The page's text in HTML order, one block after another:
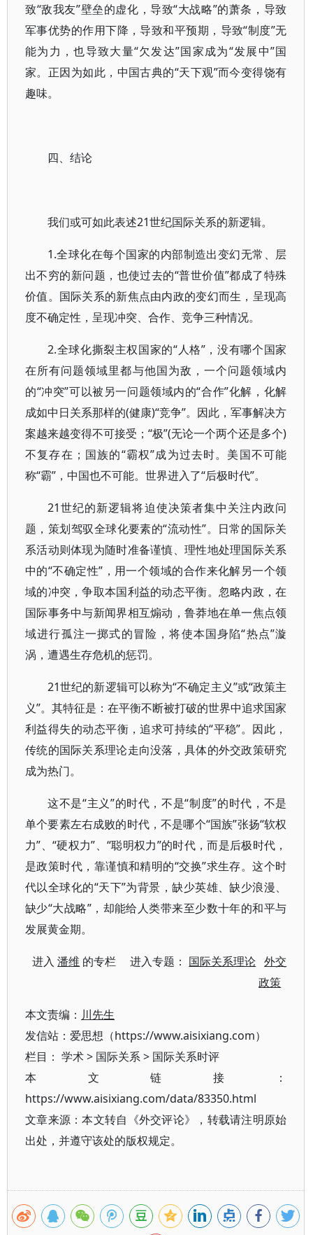
致“敌我友”壁垒的虚化，导致“大战略”的萧条，导致
军事优势的作用下降，导致和平预期，导致“制度”无
能为力，也导致大量“欠发达”国家成为“发展中”国
家。正因为如此，中国古典的“天下观”而今变得饶有
趣味。
四、结论
我们或可如此表述21世纪国际关系的新逻辑。
1.全球化在每个国家的内部制造出变幻无常、层
出不穷的新问题，也使过去的“普世价值”都成了特殊
价值。国际关系的新焦点由内政的变幻而生，呈现高
度不确定性，呈现冲突、合作、竞争三种情况。
2.全球化撕裂主权国家的“人格”，没有哪个国家
在所有问题领域里都与他国为敌，一个问题领域内
的“冲突”可以被另一问题领域内的“合作”化解，化解
成如中日关系那样的(健康)“竞争”。因此，军事解决方
案越来越变得不可接受；“极”(无论一个两个还是多个)
不复存在；国族的“霸权”成为过去时。美国不可能
称“霸”，中国也不可能。世界进入了“后极时代”。
21世纪的新逻辑将迫使决策者集中关注内政问
题，策划驾驭全球化要素的“流动性”。日常的国际关
系活动则体现为随时准备谨慎、理性地处理国际关系
中的“不确定性”，用一个领域的合作来化解另一个领
域的冲突，争取本国利益的动态平衡。忽略内政，在
国际事务中与新闻界相互煽动，鲁莽地在单一焦点领
域进行孤注一掷式的冒险，将使本国身陷“热点”漩
涡，遭遇生存危机的惩罚。
21世纪的新逻辑可以称为“不确定主义”或“政策主
义”。其特征是：在平衡不断被打破的世界中追求国家
利益得失的动态平衡，追求可持续的“平稳”。因此，
传统的国际关系理论走向没落，具体的外交政策研究
成为热门。
这不是“主义”的时代，不是“制度”的时代，不是
单个要素左右成败的时代，不是哪个“国族”张扬“软权
力”、“硬权力”、“聪明权力”的时代，而是后极时代，
是政策时代，靠谨慎和精明的“交换”求生存。这个时
代以全球化的“天下”为背景，缺少英雄、缺少浪漫、
缺少“大战略”，却能给人类带来至少数十年的和平与
发展黄金期。
进入潘维 的专栏 进入专题： 国际关系理论 外交
政策
本文责编： 川先生
发信站：爱思想（https://www.aisixiang.com）
栏目： 学术> 国际关系> 国际关系时评
本文链接：
https://www.aisixiang.com/data/83350.html
文章来源：本文转自《外交评论》，转载请注明原始
出处，并遵守该处的版权规定。